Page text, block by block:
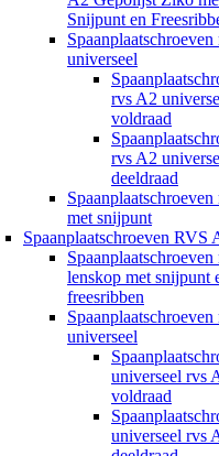
Snijpunt en
universeel
rvs A2
voldraad
rvs A2
deeldraad
met snijpunt
Spaanplaatschroeven RVS
Spaanplaatschroeven
lenskop met snijpunt
freesribben
universeel
universeel rvs
voldraad
universeel rvs